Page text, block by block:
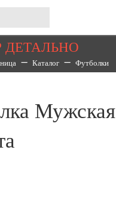
ДЕТАЛЬНО
Каталог Футболки
Мужская